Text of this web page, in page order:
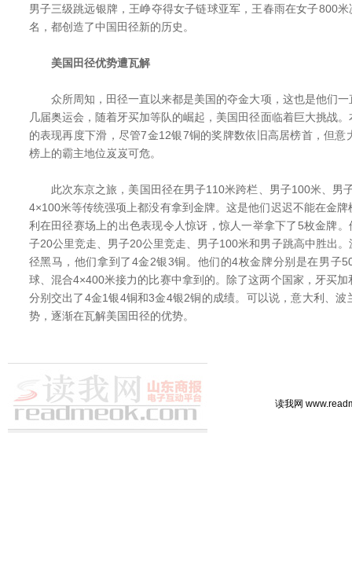
男子三级跳远银牌，王峥夺得女子链球亚军，王春雨在女子800
名，都创造了中国田径新的历史。
美国田径优势遭瓦解
众所周知，田径一直以来都是美国的夺金大项，这也是他们一
几届奥运会，随着牙买加等队的崛起，美国田径面临着巨大挑战
的表现再度下滑，尽管7金12银7铜的奖牌数依旧高居榜首，但意
榜上的霸主地位岌岌可危。
此次东京之旅，美国田径在男子110米跨栏、男子100米、男
4×100米等传统强项上都没有拿到金牌。这是他们迟迟不能在金
利在田径赛场上的出色表现令人惊讶，惊人一举拿下了5枚金牌
子20公里竞走、男子20公里竞走、男子100米和男子跳高中胜出
径黑马，他们拿到了4金2银3铜。他们的4枚金牌分别是在男子
球、混合4×400米接力的比赛中拿到的。除了这两个国家，牙买
分别交出了4金1银4铜和3金4银2铜的成绩。可以说，意大利、
势，逐渐在瓦解美国田径的优势。
读我网